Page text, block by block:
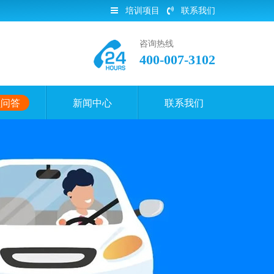
培训项目 联系我们
咨询热线
400-007-3102
答 新闻中心 联系我们